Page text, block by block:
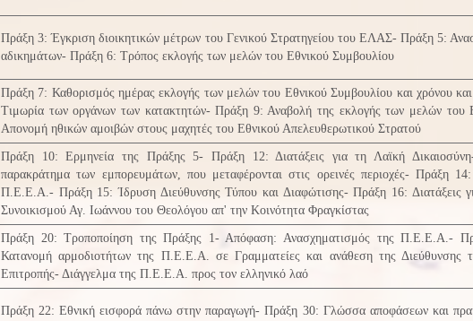
Πράξη 3: Έγκριση διοικητικών μέτρων του Γενικού Στρατηγείου του ΕΛΑΣ- Πράξη 5:
αδικημάτων- Πράξη 6: Τρόπος εκλογής των μελών του Εθνικού Συμβουλίου
Πράξη 7: Καθορισμός ημέρας εκλογής των μελών του Εθνικού Συμβουλίου και χρόνου
Τιμωρία των οργάνων των κατακτητών- Πράξη 9: Αναβολή της εκλογής των μελών του
Απονομή ηθικών αμοιβών στους μαχητές του Εθνικού Απελευθερωτικού Στρατού
Πράξη 10: Ερμηνεία της Πράξης 5- Πράξη 12: Διατάξεις για τη Λαϊκή
παρακράτημα των εμπορευμάτων, που μεταφέρονται στις ορεινές περιοχές- Πράξη
Π.Ε.Ε.Α.- Πράξη 15: Ίδρυση Διεύθυνσης Τύπου και Διαφώτισης- Πράξη 16: Διατάξεις
Συνοικισμού Αγ. Ιωάννου του Θεολόγου απ' την Κοινότητα Φραγκίστας
Πράξη 20: Τροποποίηση της Πράξης 1- Απόφαση: Ανασχηματισμός της Π.Ε.Ε.Α.-
Κατανομή αρμοδιοτήτων της Π.Ε.Ε.Α. σε Γραμματείες και ανάθεση της Διεύθυνσης
Επιτροπής- Διάγγελμα της Π.Ε.Ε.Α. προς τον ελληνικό λαό
Πράξη 22: Εθνική εισφορά πάνω στην παραγωγή- Πράξη 30: Γλώσσα αποφάσεων και